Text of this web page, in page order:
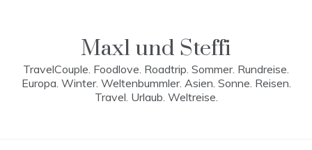
Maxl und Steffi
TravelCouple. Foodlove. Roadtrip. Sommer. Rundreise.
Europa. Winter. Weltenbummler. Asien. Sonne. Reisen.
Travel. Urlaub. Weltreise.